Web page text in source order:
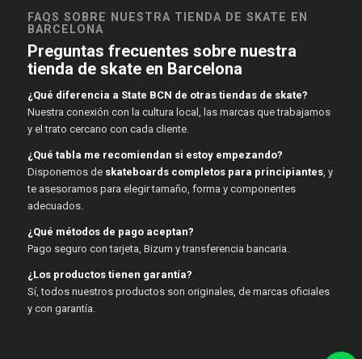
FAQS SOBRE NUESTRA TIENDA DE SKATE EN
BARCELONA
Preguntas frecuentes sobre nuestra
tienda de skate en Barcelona
¿Qué diferencia a State BCN de otras tiendas de skate?
Nuestra conexión con la cultura local, las marcas que trabajamos
y el trato cercano con cada cliente.
¿Qué tabla me recomiendan si estoy empezando?
Disponemos de skateboards completos para principiantes, y
te asesoramos para elegir tamaño, forma y componentes
adecuados.
¿Qué métodos de pago aceptan?
Pago seguro con tarjeta, Bizum y transferencia bancaria.
¿Los productos tienen garantía?
Sí, todos nuestros productos son originales, de marcas oficiales
y con garantía.